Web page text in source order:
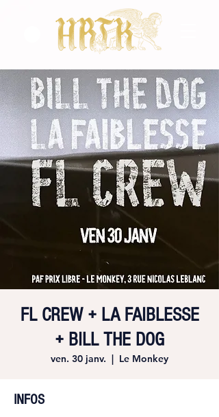
FL CREW + LA FAIBLESSE
+ BILL THE DOG
ven. 30 janv.
  |
Le Monkey
INFOS